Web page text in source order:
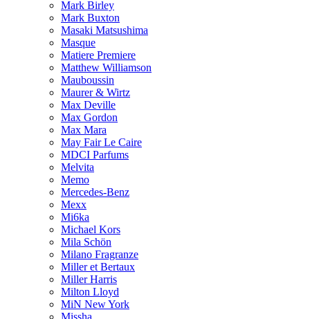
Mark Birley
Mark Buxton
Masaki Matsushima
Masque
Matiere Premiere
Matthew Williamson
Mauboussin
Maurer & Wirtz
Max Deville
Max Gordon
Max Mara
May Fair Le Caire
MDCI Parfums
Melvita
Memo
Mercedes-Benz
Mexx
Mi6ka
Michael Kors
Mila Schön
Milano Fragranze
Miller et Bertaux
Miller Harris
Milton Lloyd
MiN New York
Missha